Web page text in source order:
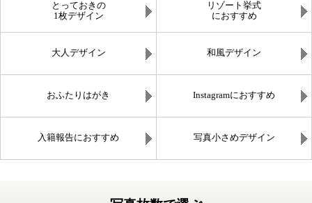
とっておきの
1枚デザイン
リゾート挙式
におすすめ
大人デザイン 和風デザイン
おふたりはがき Instagramにおすすめ
入籍報告におすすめ 写真小さめデザイン